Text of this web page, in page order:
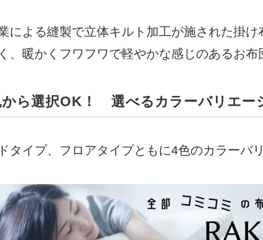
による縫製で立体キルト加工が施された掛
、暖かくフワフワで軽やかな感じのあるお布
ら選択OK！ 選べるカラーバリエー
タイプ、フロアタイプともに4色のカラーバ